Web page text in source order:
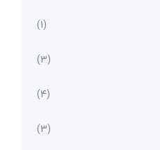
(1)
(3)
(4)
(3)